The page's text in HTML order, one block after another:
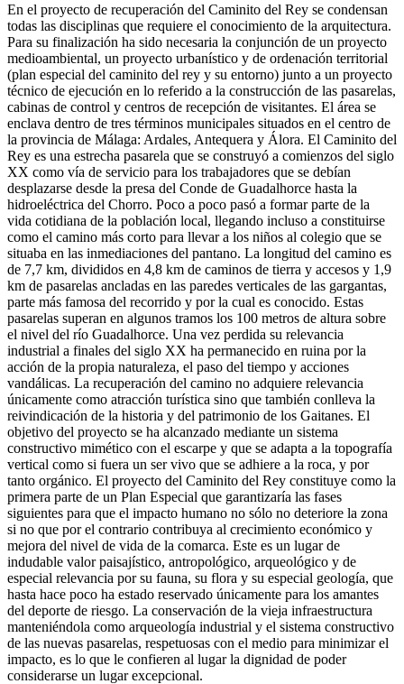
En el proyecto de recuperación del Caminito del Rey se condensan
todas las disciplinas que requiere el conocimiento de la arquitectura.
Para su finalización ha sido necesaria la conjunción de un proyecto
medioambiental, un proyecto urbanístico y de ordenación territorial
(plan especial del caminito del rey y su entorno) junto a un proyecto
técnico de ejecución en lo referido a la construcción de las pasarelas,
cabinas de control y centros de recepción de visitantes. El área se
enclava dentro de tres términos municipales situados en el centro de
la provincia de Málaga: Ardales, Antequera y Álora. El Caminito del
Rey es una estrecha pasarela que se construyó a comienzos del siglo
XX como vía de servicio para los trabajadores que se debían
desplazarse desde la presa del Conde de Guadalhorce hasta la
hidroeléctrica del Chorro. Poco a poco pasó a formar parte de la
vida cotidiana de la población local, llegando incluso a constituirse
como el camino más corto para llevar a los niños al colegio que se
situaba en las inmediaciones del pantano. La longitud del camino es
de 7,7 km, divididos en 4,8 km de caminos de tierra y accesos y 1,9
km de pasarelas ancladas en las paredes verticales de las gargantas,
parte más famosa del recorrido y por la cual es conocido. Estas
pasarelas superan en algunos tramos los 100 metros de altura sobre
el nivel del río Guadalhorce. Una vez perdida su relevancia
industrial a finales del siglo XX ha permanecido en ruina por la
acción de la propia naturaleza, el paso del tiempo y acciones
vandálicas. La recuperación del camino no adquiere relevancia
únicamente como atracción turística sino que también conlleva la
reivindicación de la historia y del patrimonio de los Gaitanes. El
objetivo del proyecto se ha alcanzado mediante un sistema
constructivo mimético con el escarpe y que se adapta a la topografía
vertical como si fuera un ser vivo que se adhiere a la roca, y por
tanto orgánico. El proyecto del Caminito del Rey constituye como la
primera parte de un Plan Especial que garantizaría las fases
siguientes para que el impacto humano no sólo no deteriore la zona
si no que por el contrario contribuya al crecimiento económico y
mejora del nivel de vida de la comarca. Este es un lugar de
indudable valor paisajístico, antropológico, arqueológico y de
especial relevancia por su fauna, su flora y su especial geología, que
hasta hace poco ha estado reservado únicamente para los amantes
del deporte de riesgo. La conservación de la vieja infraestructura
manteniéndola como arqueología industrial y el sistema constructivo
de las nuevas pasarelas, respetuosas con el medio para minimizar el
impacto, es lo que le confieren al lugar la dignidad de poder
considerarse un lugar excepcional.